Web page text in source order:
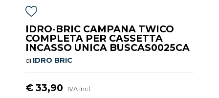
IDRO-BRIC CAMPANA TWICO
COMPLETA PER CASSETTA
INCASSO UNICA BUSCAS0025CA
di IDRO BRIC
€ 33,90 IVA incl.